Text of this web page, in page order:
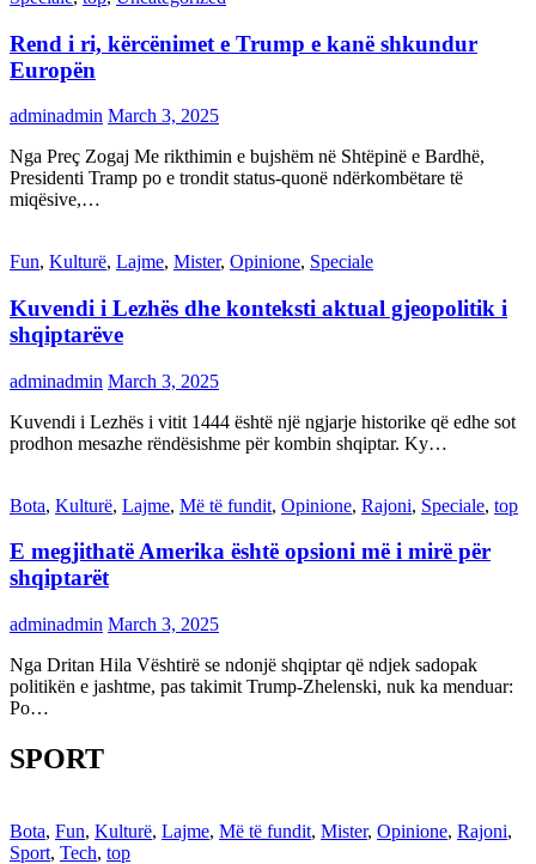
Rend i ri, kërcënimet e Trump e kanë shkundur
Europën
adminadmin March 3, 2025
Nga Preç Zogaj Me rikthimin e bujshëm në Shtëpinë e Bardhë,
Presidenti Tramp po e trondit status-quonë ndërkombëtare të
miqësive,…
Fun, Kulturë, Lajme, Mister, Opinione, Speciale
Kuvendi i Lezhës dhe konteksti aktual gjeopolitik i
shqiptarëve
adminadmin March 3, 2025
Kuvendi i Lezhës i vitit 1444 është një ngjarje historike që edhe sot
prodhon mesazhe rëndësishme për kombin shqiptar. Ky…
Bota, Kulturë, Lajme, Më të fundit, Opinione, Rajoni, Speciale, top
E megjithatë Amerika është opsioni më i mirë për
shqiptarët
adminadmin March 3, 2025
Nga Dritan Hila Vështirë se ndonjë shqiptar që ndjek sadopak
politikën e jashtme, pas takimit Trump-Zhelenski, nuk ka menduar:
Po…
SPORT
Bota, Fun, Kulturë, Lajme, Më të fundit, Mister, Opinione, Rajoni,
Sport, Tech, top